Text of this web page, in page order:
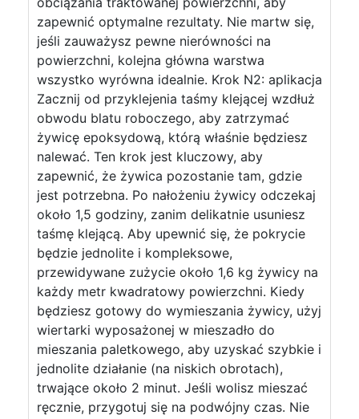
zapewnić optymalne rezultaty. Nie martw się,
jeśli zauważysz pewne nierówności na
powierzchni, kolejna główna warstwa
wszystko wyrówna idealnie. Krok N2: aplikacja
Zacznij od przyklejenia taśmy klejącej wzdłuż
obwodu blatu roboczego, aby zatrzymać
żywicę epoksydową, którą właśnie będziesz
nalewać. Ten krok jest kluczowy, aby
zapewnić, że żywica pozostanie tam, gdzie
jest potrzebna. Po nałożeniu żywicy odczekaj
około 1,5 godziny, zanim delikatnie usuniesz
taśmę klejącą. Aby upewnić się, że pokrycie
będzie jednolite i kompleksowe,
przewidywane zużycie około 1,6 kg żywicy na
każdy metr kwadratowy powierzchni. Kiedy
będziesz gotowy do wymieszania żywicy, użyj
wiertarki wyposażonej w mieszadło do
mieszania paletkowego, aby uzyskać szybkie i
jednolite działanie (na niskich obrotach),
trwające około 2 minut. Jeśli wolisz mieszać
ręcznie, przygotuj się na podwójny czas. Nie